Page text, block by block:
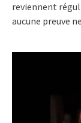
reviennent
aucune preuve